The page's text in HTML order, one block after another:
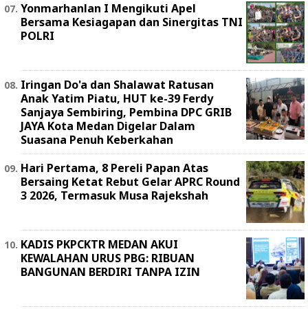
Yonmarhanlan I Mengikuti Apel
Bersama Kesiagapan dan Sinergitas TNI
POLRI
Iringan Do'a dan Shalawat Ratusan
Anak Yatim Piatu, HUT ke-39 Ferdy
Sanjaya Sembiring, Pembina DPC GRIB
JAYA Kota Medan Digelar Dalam
Suasana Penuh Keberkahan
Hari Pertama, 8 Pereli Papan Atas
Bersaing Ketat Rebut Gelar APRC Round
3 2026, Termasuk Musa Rajekshah
KADIS PKPCKTR MEDAN AKUI
KEWALAHAN URUS PBG: RIBUAN
BANGUNAN BERDIRI TANPA IZIN